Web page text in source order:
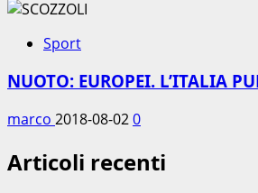
Sport
NUOTO: EUROPEI. L’ITALIA
marco 2018-08-020
Articoli recenti